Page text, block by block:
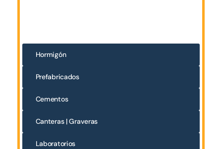
Hormigón
Prefabricados
Cementos
Canteras | Graveras
Laboratorios